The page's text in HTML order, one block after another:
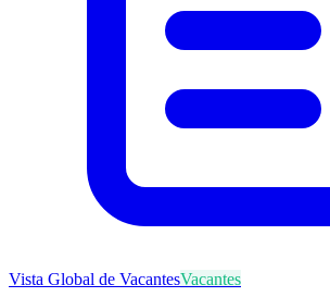
Vista Global de VacantesVacantes